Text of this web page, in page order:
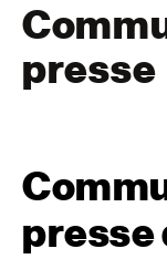
presse
presse